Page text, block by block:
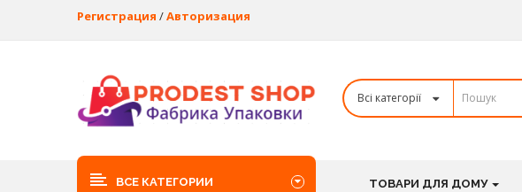
Регистрация /Авторизация
ВСЕ КАТЕГОРИИ ТОВАРИ ДЛЯ ДОМУ